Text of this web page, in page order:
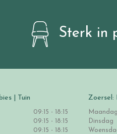
Sterk in
| Tuin
09:15 - 18:15
09:15 - 18:15
09:15 - 18:15
Zoersel:
Maandag
Dinsdag